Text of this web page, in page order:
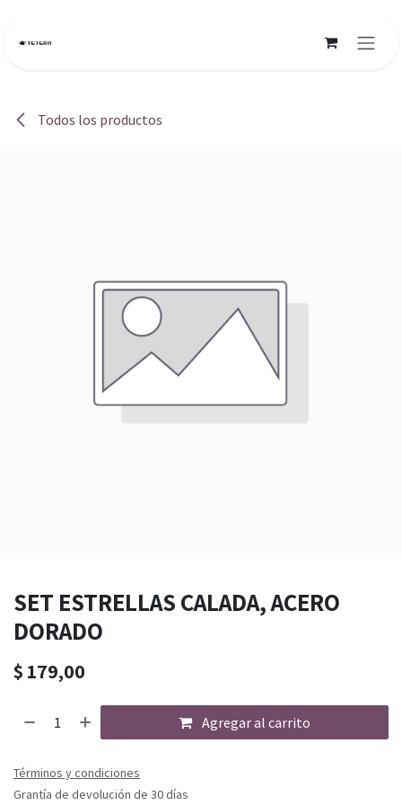
Todos los productos
SET ESTRELLAS CALADA, ACERO
DORADO
$ 179,00
Agregar al carrito
Términos y condiciones
Grantía de devolución de 30 días